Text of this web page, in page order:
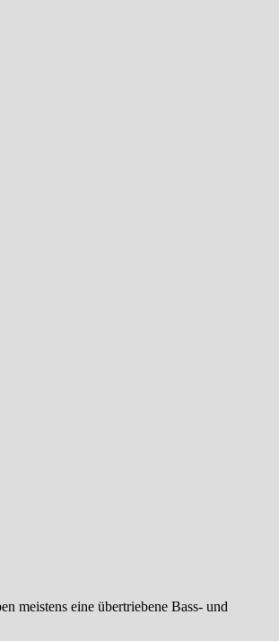
meistens eine übertriebene Bass- und